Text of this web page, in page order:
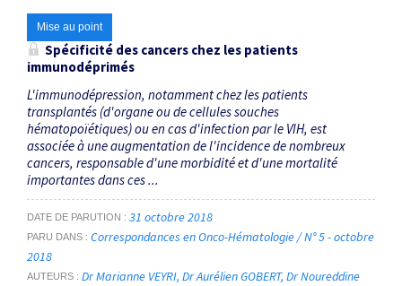
Mise au point
Spécificité des cancers chez les patients
immunodéprimés
L'immunodépression, notamment chez les patients
transplantés (d'organe ou de cellules souches
hématopoïétiques) ou en cas d'infection par le VIH, est
associée à une augmentation de l'incidence de nombreux
cancers, responsable d'une morbidité et d'une mortalité
importantes dans ces ...
DATE DE PARUTION 31 octobre 2018
PARU DANS
Correspondances en Onco-Hématologie / N° 5 - octobre
2018
AUTEURS Dr Marianne VEYRI Dr Aurélien GOBERT Dr Noureddine